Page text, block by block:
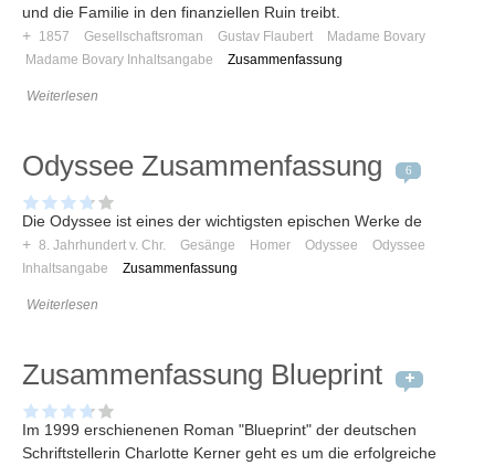
und die Familie in den finanziellen Ruin treibt.
+ 1857 Gesellschaftsroman Gustav Flaubert
Madame Bovary
Madame Bovary Inhaltsangabe
Zusammenfassung
Weiterlesen
Odyssee Zusammenfassung 6
Die Odyssee ist eines der wichtigsten epischen Werke de
+ 8. Jahrhundert v. Chr. Gesänge Homer Odyssee
Odyssee
Inhaltsangabe
Zusammenfassung
Weiterlesen
Zusammenfassung Blueprint
Im 1999 erschienenen Roman "Blueprint" der deutschen
Schriftstellerin Charlotte Kerner geht es um die erfolgreiche